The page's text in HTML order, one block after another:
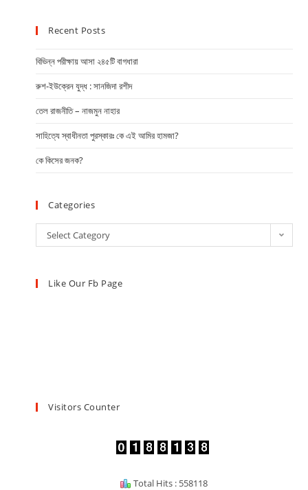
Recent Posts
বিভিন্ন পরীক্ষায় আসা ২৪৫টি বাগধারা
রুশ-ইউক্রেন যুদ্ধ : সানজিদা রশীদ
তেল রাজনীতি – নাজমুন নাহার
সাহিত্যে স্বাধীনতা পুরস্কারঃ কে এই আমির হামজা?
কে কিসের জনক?
Categories
Select Category
Like Our Fb Page
Visitors Counter
Total Hits : 558118